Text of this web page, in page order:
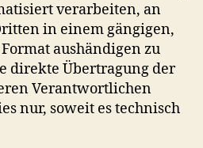
verarbeiten, an
in einem gängigen,
aushändigen zu
direkte Übertragung der
Verantwortlichen
nur, soweit es technisch